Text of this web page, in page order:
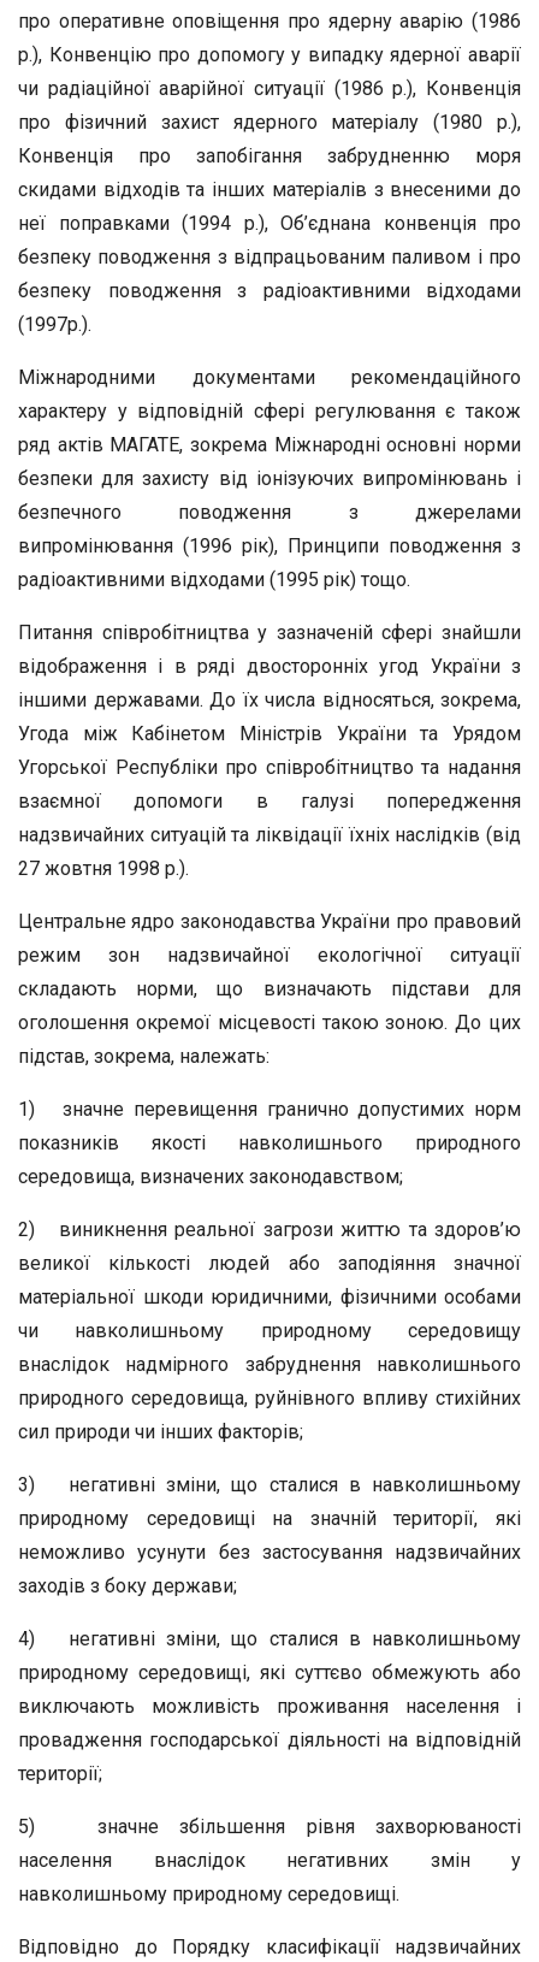
про оперативне оповіщення про ядерну аварію (1986
р.), Конвенцію про допомогу у випадку ядерної аварії
чи радіаційної аварійної ситуації (1986 р.), Конвенція
про фізичний захист ядерного матеріалу (1980 р.),
Конвенція про запобігання забрудненню моря
скидами відходів та інших матеріалів з внесеними до
неї поправками (1994 р.), Об’єднана конвенція про
безпеку поводження з відпрацьованим паливом і про
безпеку поводження з радіоактивними відходами
(1997р.).
Міжнародними документами рекомендаційного
характеру у відповідній сфері регулювання є також
ряд актів МАГАТЕ, зокрема Міжнародні основні норми
безпеки для захисту від іонізуючих випромінювань і
безпечного поводження з джерелами
випромінювання (1996 рік), Принципи поводження з
радіоактивними відходами (1995 рік) тощо.
Питання співробітництва у зазначеній сфері знайшли
відображення і в ряді двосторонніх угод України з
іншими державами. До їх числа відносяться, зокрема,
Угода між Кабінетом Міністрів України та Урядом
Угорської Республіки про співробітництво та надання
взаємної допомоги в галузі попередження
надзвичайних ситуацій та ліквідації їхніх наслідків (від
27 жовтня 1998 р.).
Центральне ядро законодавства України про правовий
режим зон надзвичайної екологічної ситуації
складають норми, що визначають підстави для
оголошення окремої місцевості такою зоною. До цих
підстав, зокрема, належать:
1) значне перевищення гранично допустимих норм
показників якості навколишнього природного
середовища, визначених законодавством;
2) виникнення реальної загрози життю та здоров’ю
великої кількості людей або заподіяння значної
матеріальної шкоди юридичними, фізичними особами
чи навколишньому природному середовищу
внаслідок надмірного забруднення навколишнього
природного середовища, руйнівного впливу стихійних
сил природи чи інших факторів;
3) негативні зміни, що сталися в навколишньому
природному середовищі на значній території, які
неможливо усунути без застосування надзвичайних
заходів з боку держави;
4) негативні зміни, що сталися в навколишньому
природному середовищі, які суттєво обмежують або
виключають можливість проживання населення і
провадження господарської діяльності на відповідній
території;
5) значне збільшення рівня захворюваності
населення внаслідок негативних змін у
навколишньому природному середовищі.
Відповідно до Порядку класифікації надзвичайних